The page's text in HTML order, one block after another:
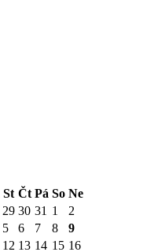
St Čt Pá So Ne
29 30 31 1
2
5 6 7 8
9
12 13 14 15 16